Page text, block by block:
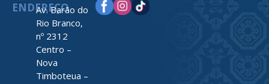
ENDEREÇO
Av. Barão do
Rio Branco,
nº 2312
Centro –
Nova
Timboteua –